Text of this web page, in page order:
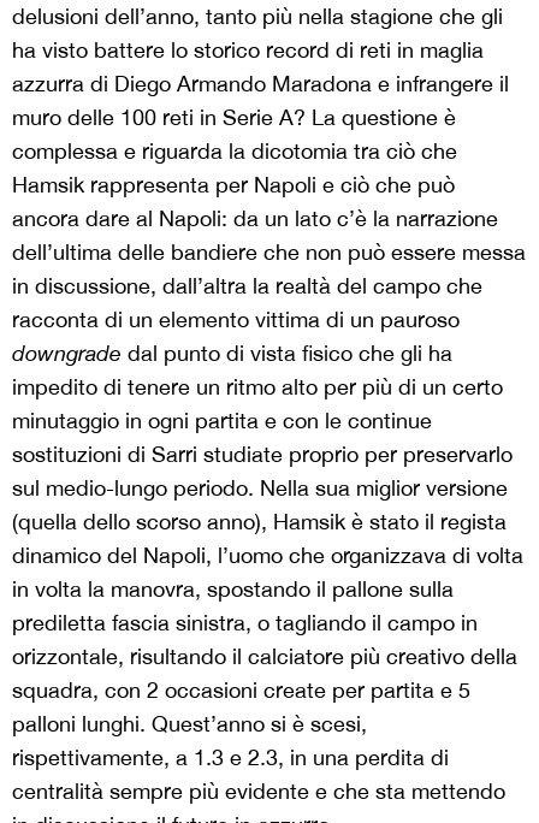
delusioni dell’anno, tanto più nella stagione che gli
ha visto battere lo storico record di reti in maglia
azzurra di Diego Armando Maradona e infrangere il
muro delle 100 reti in Serie A? La questione è
complessa e riguarda la dicotomia tra ciò che
Hamsik rappresenta per Napoli e ciò che può
ancora dare al Napoli: da un lato c’è la narrazione
dell’ultima delle bandiere che non può essere messa
in discussione, dall’altra la realtà del campo che
racconta di un elemento vittima di un pauroso
downgrade dal punto di vista fisico che gli ha
impedito di tenere un ritmo alto per più di un certo
minutaggio in ogni partita e con le continue
sostituzioni di Sarri studiate proprio per preservarlo
sul medio-lungo periodo. Nella sua miglior versione
(quella dello scorso anno), Hamsik è stato il regista
dinamico del Napoli, l’uomo che organizzava di volta
in volta la manovra, spostando il pallone sulla
prediletta fascia sinistra, o tagliando il campo in
orizzontale, risultando il calciatore più creativo della
squadra, con 2 occasioni create per partita e 5
palloni lunghi. Quest’anno si è scesi,
rispettivamente, a 1.3 e 2.3, in una perdita di
centralità sempre più evidente e che sta mettendo